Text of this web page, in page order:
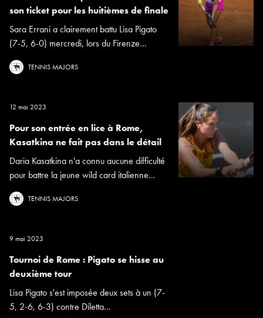
son ticket pour les huitièmes de finale
Sara Errani a clairement battu Lisa Pigato
(7-5, 6-0) mercredi, lors du Firenze...
TENNIS MAJORS
12 mai 2023
Pour son entrée en lice à Rome,
Kasatkina ne fait pas dans le détail
Daria Kasatkina n'a connu aucune difficulté
pour battre la jeune wild card italienne...
TENNIS MAJORS
9 mai 2023
Tournoi de Rome : Pigato se hisse au
deuxième tour
Lisa Pigato s'est imposée deux sets à un (7-
5, 2-6, 6-3) contre Diletta...